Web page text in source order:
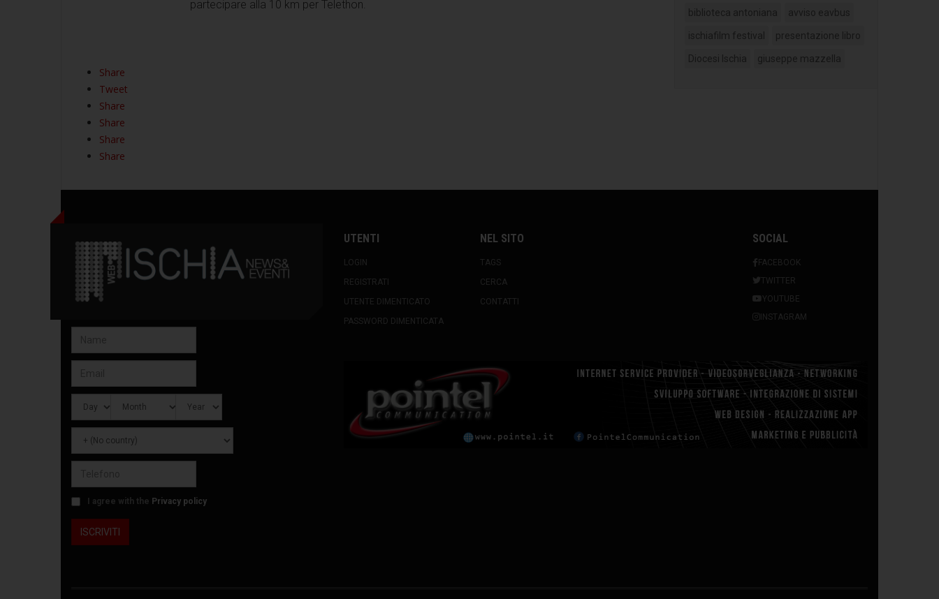
partecipare alla 10 km per Telethon.
Share
Tweet
Share
Share
Share
Share
biblioteca antoniana avviso eavbus
ischiafilm festival presentazione libro
Diocesi Ischia giuseppe mazzella
I agree with the Privacy policy
UTENTI
LOGIN
REGISTRATI
UTENTE DIMENTICATO
PASSWORD DIMENTICATA
NEL SITO
TAGS
CERCA
CONTATTI
SOCIAL
FACEBOOK
TWITTER
YOUTUBE
INSTAGRAM